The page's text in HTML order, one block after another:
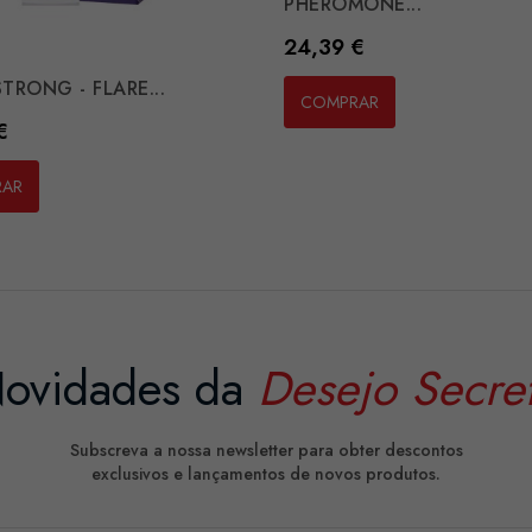
- FLARE...
Preço
24,39 €
COMPRAR
da Desejo
Subscreva a nossa newsletter para obter descontos
exclusivos e lançamentos de novos produtos.